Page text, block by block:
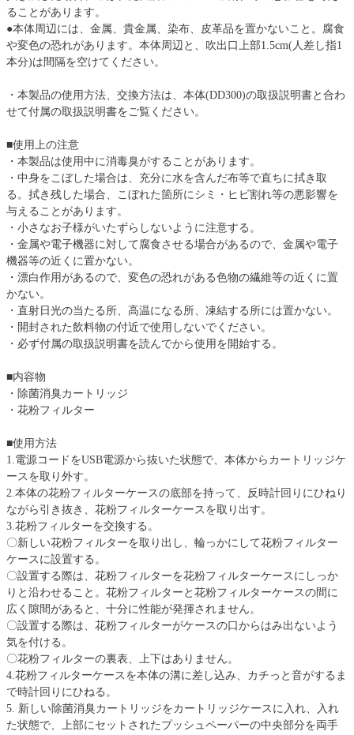
ることがあります。
●本体周辺には、金属、貴金属、染布、皮革品を置かないこと。腐食
や変色の恐れがあります。本体周辺と、吹出口上部1.5cm(人差し指1
本分)は間隔を空けてください。
・本製品の使用方法、交換方法は、本体(DD300)の取扱説明書と合わ
せて付属の取扱説明書をご覧ください。
■使用上の注意
・本製品は使用中に消毒臭がすることがあります。
・中身をこぼした場合は、充分に水を含んだ布等で直ちに拭き取
る。拭き残した場合、こぼれた箇所にシミ・ヒビ割れ等の悪影響を
与えることがあります。
・小さなお子様がいたずらしないように注意する。
・金属や電子機器に対して腐食させる場合があるので、金属や電子
機器等の近くに置かない。
・漂白作用があるので、変色の恐れがある色物の繊維等の近くに置
かない。
・直射日光の当たる所、高温になる所、凍結する所には置かない。
・開封された飲料物の付近で使用しないでください。
・必ず付属の取扱説明書を読んでから使用を開始する。
■内容物
・除菌消臭カートリッジ
・花粉フィルター
■使用方法
1.電源コードをUSB電源から抜いた状態で、本体からカートリッジケ
ースを取り外す。
2.本体の花粉フィルターケースの底部を持って、反時計回りにひねり
ながら引き抜き、花粉フィルターケースを取り出す。
3.花粉フィルターを交換する。
〇新しい花粉フィルターを取り出し、輪っかにして花粉フィルター
ケースに設置する。
〇設置する際は、花粉フィルターを花粉フィルターケースにしっか
りと沿わせること。花粉フィルターと花粉フィルターケースの間に
広く隙間があると、十分に性能が発揮されません。
〇設置する際は、花粉フィルターがケースの口からはみ出ないよう
気を付ける。
〇花粉フィルターの裏表、上下はありません。
4.花粉フィルターケースを本体の溝に差し込み、カチっと音がするま
で時計回りにひねる。
5. 新しい除菌消臭カートリッジをカートリッジケースに入れ、入れ
た状態で、上部にセットされたプッシュペーパーの中央部分を両手